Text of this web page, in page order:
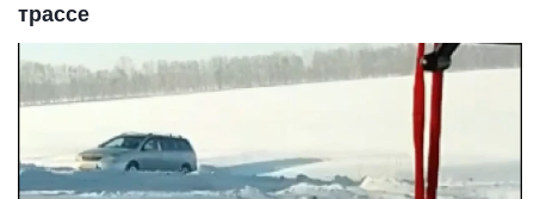
трассе